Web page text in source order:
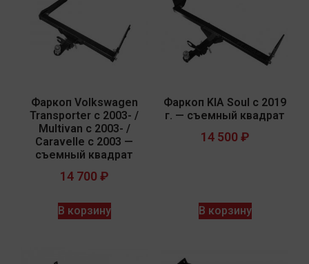
Фаркоп Volkswagen
Transporter c 2003- /
Multivan c 2003- /
Caravelle c 2003 —
съемный квадрат
14 700 ₽
В корзину
Фаркоп KIA Soul с 2019
г. — съемный квадрат
14 500 ₽
В корзину